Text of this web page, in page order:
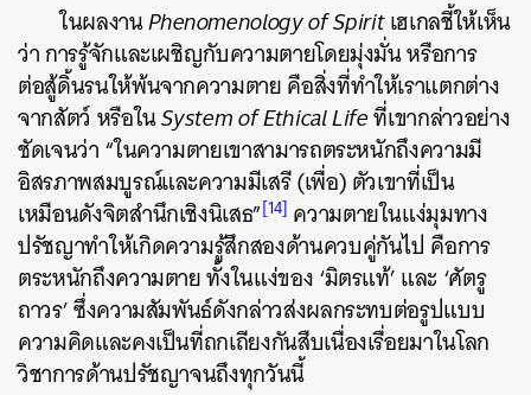
ในผลงานPhenomenology of Spiritเฮเกลชี้ให้เห็น
ว่า การรู้จักและเผชิญกับความตายโดยมุ่งมั่น หรือการ
ต่อสู้ดิ้นรนให้พ้นจากความตาย คือสิ่งที่ทำให้เราแตกต่าง
จากสัตว์ หรือในSystem of Ethical Lifeที่เขากล่าวอย่าง
ชัดเจนว่า “ในความตายเขาสามารถตระหนักถึงความมี
อิสรภาพสมบูรณ์และความมีเสรี (เพื่อ) ตัวเขาที่เป็น
เหมือนดังจิตสำนึกเชิงนิเสธ”[14] ความตายในแง่มุมทาง
ปรัชญาทำให้เกิดความรู้สึกสองด้านควบคู่กันไป คือการ
ตระหนักถึงความตาย ทั้งในแง่ของ ‘มิตรแท้’ และ ‘ศัตรู
ถาวร’ ซึ่งความสัมพันธ์ดังกล่าวส่งผลกระทบต่อรูปแบบ
ความคิดและคงเป็นที่ถกเถียงกันสืบเนื่องเรื่อยมาในโลก
วิชาการด้านปรัชญาจนถึงทุกวันนี้